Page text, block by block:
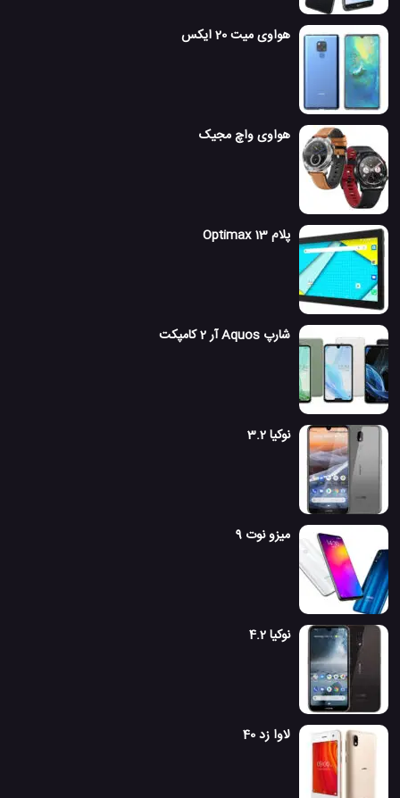
هواوی میت 20 ایکس
هواوی واچ مجیک
پلام Optimax 13
شارپ Aquos آر 2 کامپکت
نوکیا 3.2
میزو نوت 9
نوکیا 4.2
لاوا زد 40